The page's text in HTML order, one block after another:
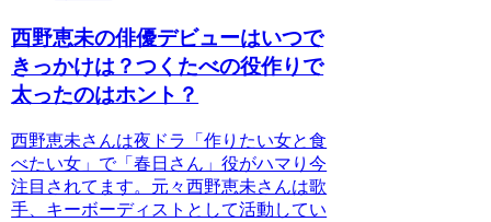
西野恵未の俳優デビューはいつで
きっかけは？つくたべの役作りで
太ったのはホント？
西野恵未さんは夜ドラ「作りたい女と食
べたい女」で「春日さん」役がハマり今
注目されてます。元々西野恵未さんは歌
手、キーボーディストとして活動してい